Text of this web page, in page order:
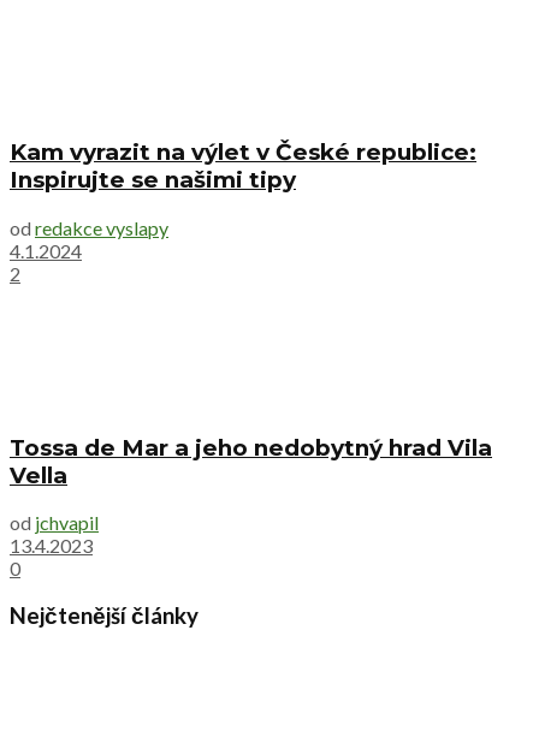
Kam vyrazit na výlet v České republice:
Inspirujte se našimi tipy
od redakce vyslapy
4.1.2024
2
Tossa de Mar a jeho nedobytný hrad Vila
Vella
od jchvapil
13.4.2023
0
Nejčtenější články